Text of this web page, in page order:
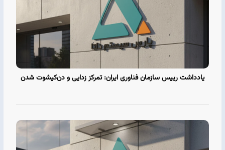
یادداشت رییس سازمان فناوری ایران: تمرکز‌ زدایی و دن‌کیشوت‌ شدن